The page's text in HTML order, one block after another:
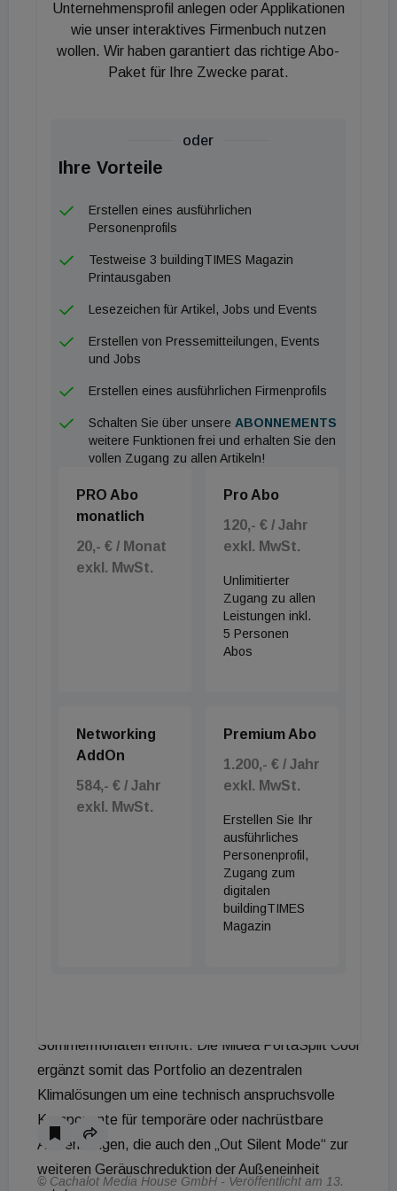
diesen Ansatz: „Wir haben bewusst ein System
entwickelt, das die Effizienz einer Split-Klimaanlage
mit maximal einfacher Handhabung kombiniert.“
insbesondere derSEER-Wert von 6,1
Bedeutung, der das Gerät in die
Energieeffizienzklasse A++ einordnet. Bei einer
Nennkühlleistung von 2,3 kW deckt die Lösung
Raumgrößen bis zu 28 m² ab, wobei im Vergleich zu
Kühlwirkung erzielt wird. Diese Effizienzsteigerung
Gebäudeinfrastruktur in Spitzenlastzeiten.
Die Integration in den Gebäudebestand erfolgt
ohne kältetechnische Eingriffe oder bauliche
Veränderungen, was für Facility Manager:innen in
Mietobjekten einen wesentlichen Vorteil darstellt.
Die Montage der Außeneinheit ist auf eineminimale
optimiert, um
Nachteile mobiler Geräte zu eliminieren,
insbesondere konzeptbedingter Leistungsverluste
des Luftführungssystems.“ Im Silent-Modus
emittiert das Innengerät lediglich 38 dB(A).
Digitale Steuerung und Anwendungsvarianz
Für Partner:innen in der Fachplanung bietet die
Smart-Home-Integration über gängige
Sommermonaten erhöht. Die Midea PortaSplit Cool
ergänzt somit das Portfolio an dezentralen
Klimalösungen um eine technisch anspruchsvolle
Komponente für temporäre oder nachrüstbare
Anwendungen, die auch den „Out Silent Mode“ zur
weiteren Geräuschreduktion der Außeneinheit
Unternehmensprofil anlegen oder Applikationen
wie unser interaktives Firmenbuch nutzen
wollen. Wir haben garantiert das richtige Abo-
Paket für Ihre Zwecke parat.
oder
Ihre Vorteile
Erstellen eines ausführlichen
Personenprofils
Testweise 3 buildingTIMES Magazin
Printausgaben
Lesezeichen für Artikel, Jobs und Events
Erstellen von Pressemitteilungen, Events
und Jobs
Erstellen eines ausführlichen Firmenprofils
Schalten Sie über unsere ABONNEMENTS
weitere Funktionen frei und erhalten Sie den
vollen Zugang zu allen Artikeln!
PRO Abo
monatlich
20,- € / Monat
exkl. MwSt.
Pro Abo
120,- € / Jahr
exkl. MwSt.
Unlimitierter
Zugang zu allen
Leistungen inkl.
5 Personen
Abos
Networking
AddOn
584,- € / Jahr
exkl. MwSt.
Premium Abo
1.200,- € / Jahr
exkl. MwSt.
Erstellen Sie Ihr
ausführliches
Personenprofil,
Zugang zum
digitalen
buildingTIMES
Magazin
© Cachalot Media House GmbH - Veröffentlicht am 13.